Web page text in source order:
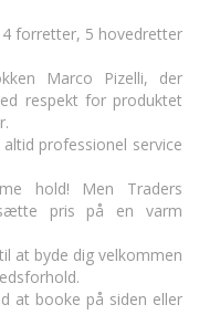
forretter, 5 hovedretter
Marco Pizelli, der
respekt for produktet
professionel service
hold! Men Traders
pris på en varm
at byde dig velkommen
at booke på siden eller